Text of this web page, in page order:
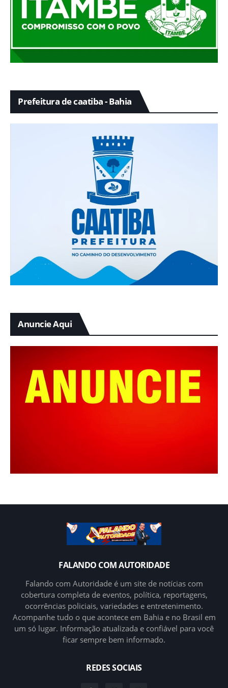
Prefeitura de caatiba - Bahia
Anuncie Aqui
FALANDO COM AUTORIDADE
Falando com Autoridade é um site de notícias com
cobertura completa de eventos, política, reportagens,
ocorrências policiais, variedades e entretenimento.
Acompanhe tudo o que acontece em Bahia e no Brasil em
um só lugar. Informação atualizada e confiável para você
ficar sempre bem informado.
REDES SOCIAIS